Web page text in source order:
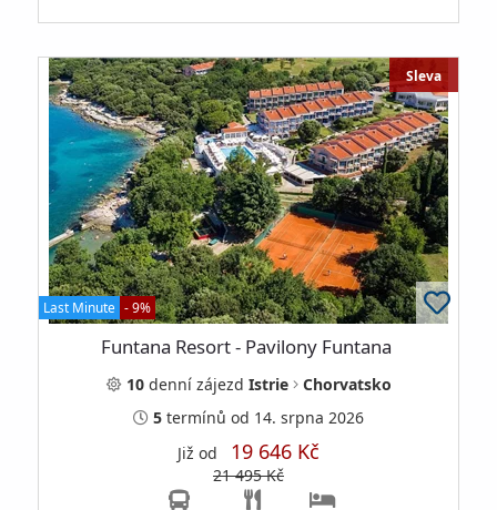
Sleva
Last Minute - 9%
Funtana Resort - Pavilony Funtana
10dennízájezd Istrie
Chorvatsko
5 termínů od 14. srpna 2026
Již od 19 646 Kč
21 495 Kč